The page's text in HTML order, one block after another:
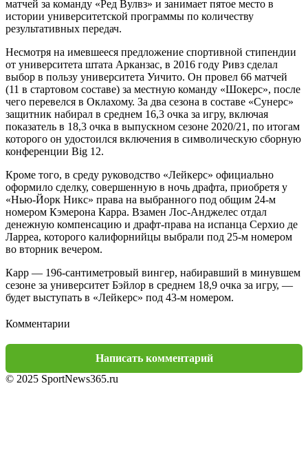
матчей за команду «Ред Вулвз» и занимает пятое место в
истории университетской программы по количеству
результативных передач.
Несмотря на имевшееся предложение спортивной стипендии
от университета штата Арканзас, в 2016 году Ривз сделал
выбор в пользу университета Уичито. Он провел 66 матчей
(11 в стартовом составе) за местную команду «Шокерс», после
чего перевелся в Оклахому. За два сезона в составе «Сунерс»
защитник набирал в среднем 16,3 очка за игру, включая
показатель в 18,3 очка в выпускном сезоне 2020/21, по итогам
которого он удостоился включения в символическую сборную
конференции Big 12.
Кроме того, в среду руководство «Лейкерс» официально
оформило сделку, совершенную в ночь драфта, приобретя у
«Нью-Йорк Никс» права на выбранного под общим 24-м
номером Кэмерона Карра. Взамен Лос-Анджелес отдал
денежную компенсацию и драфт-права на испанца Серхио де
Ларреа, которого калифорнийцы выбрали под 25-м номером
во вторник вечером.
Карр — 196-сантиметровый вингер, набиравший в минувшем
сезоне за университет Бэйлор в среднем 18,9 очка за игру, —
будет выступать в «Лейкерс» под 43-м номером.
Комментарии
Написать комментарий
© 2025 SportNews365.ru